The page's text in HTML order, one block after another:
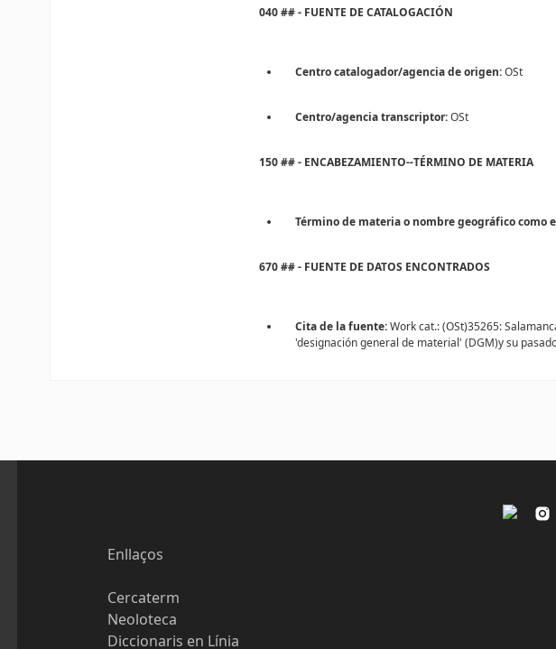
040 ## - FUENTE DE CATALOGACIÓN
Centro catalogador/agencia de origen:OSt
Centro/agencia transcriptor:OSt
150 ## - ENCABEZAMIENTO--TÉRMINO DE MATERIA
Término de materia o nombre geográfico como
670 ## - FUENTE DE DATOS ENCONTRADOS
Cita de la fuente:Work cat.: (OSt)35265:
'designación general de material' (DGM)y su
Enllaços
Cercaterm
Neoloteca
Diccionaris en Línia